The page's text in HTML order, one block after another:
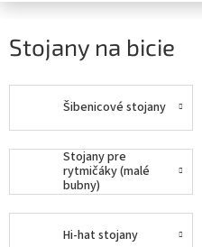
Stojany na bicie
Šibenicové stojany
Stojany pre
rytmičáky (malé
bubny)
Hi-hat stojany